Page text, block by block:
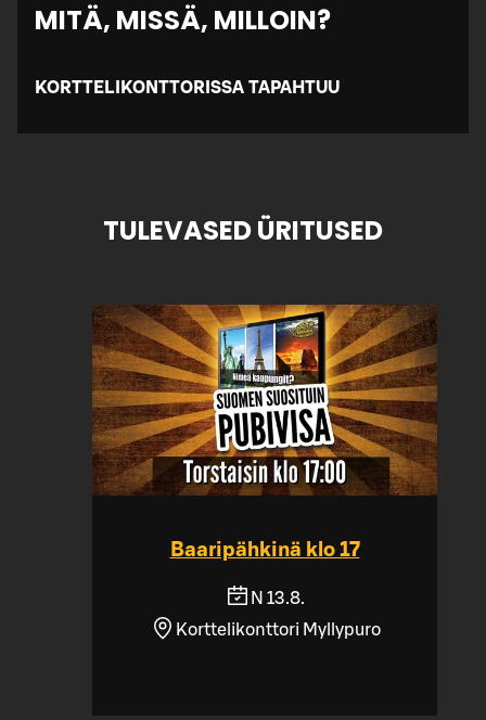
MITÄ, MISSÄ, MILLOIN?
KORTTELIKONTTORISSA TAPAHTUU
TULEVASED ÜRITUSED
Baaripähkinä klo 17
N 13.8.
Korttelikonttori Myllypuro